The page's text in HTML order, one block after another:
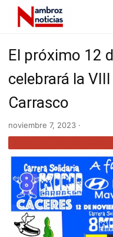
El próximo 12
celebrará la
Carrasco
noviembre 7, 2023 ·